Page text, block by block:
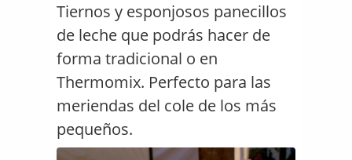
Tiernos y esponjosos panecillos
de leche que podrás hacer de
forma tradicional o en
Thermomix. Perfecto para las
meriendas del cole de los más
pequeños.